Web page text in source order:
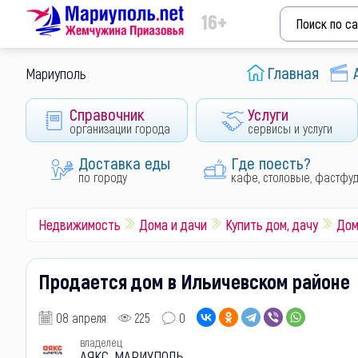
16+
Мариуполь Главная
Справочник
организации города
Услуги
сервисы и услуги
Доставка еды
по городу
Где поесть?
кафе, столовые, фастфуд
Недвижимость Дома и дачи Купить дом, дачу
Продается дом в Ильичевском районе
08 апреля 225 0
владелец